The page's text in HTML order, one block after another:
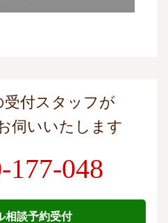
受付スタッフが
伺いいたします
177-048
相談予約受付